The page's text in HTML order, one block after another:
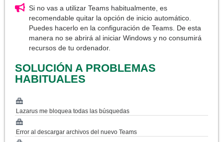
Si no vas a utilizar Teams habitualmente, es
recomendable quitar la opción de inicio automático.
Puedes hacerlo en la configuración de Teams. De esta
manera no se abrirá al iniciar Windows y no consumirá
recursos de tu ordenador.
SOLUCIÓN A PROBLEMAS
HABITUALES
Lazarus me bloquea todas las búsquedas
Error al descargar archivos del nuevo Teams